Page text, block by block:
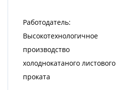
Работодатель:
Высокотехнологичное
производство
холоднокатаного листового
проката